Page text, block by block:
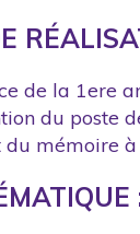
de la 1ere
du poste
du mémoire à